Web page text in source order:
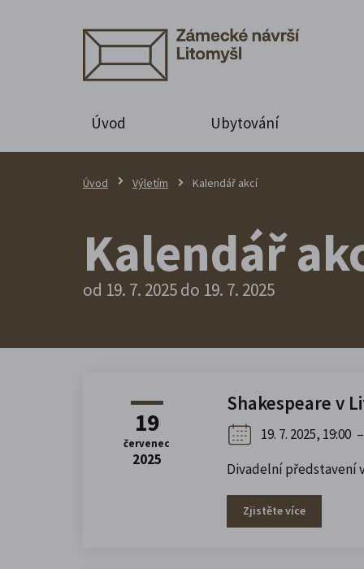
Úvod Ubytování
Úvod Výletím Kalendář akcí
Kalendář
od 19. 7. 2025 do 19. 7. 2025
19
červenec
2025
Shakespeare v
19. 7. 2025, 19:00 –
Divadelní představení
Zjistěte více